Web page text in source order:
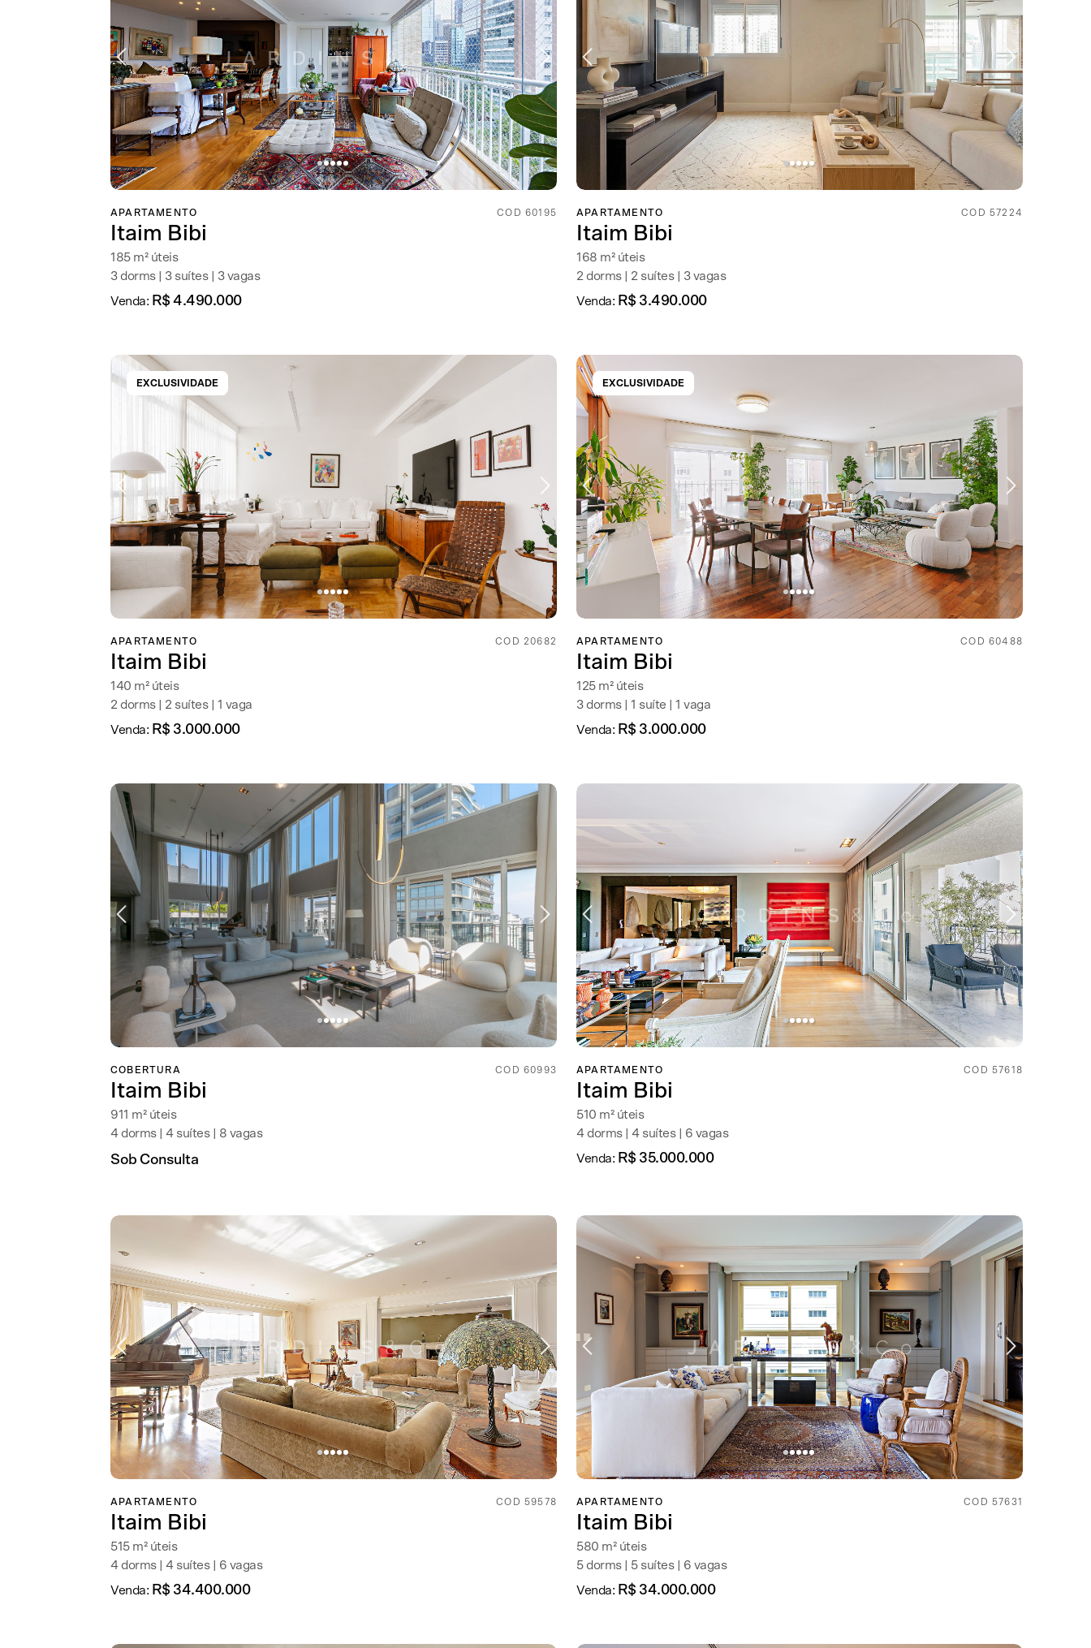
APARTAMENTO COD 60195
Itaim Bibi
185 m² úteis
3 dorms | 3 suítes | 3 vagas
Venda: R$ 4.490.000
APARTAMENTO COD 57224
Itaim Bibi
168 m² úteis
2 dorms | 2 suítes | 3 vagas
Venda: R$ 3.490.000
EXCLUSIVIDADE
APARTAMENTO COD 20682
Itaim Bibi
140 m² úteis
2 dorms | 2 suítes | 1 vaga
Venda: R$ 3.000.000
EXCLUSIVIDADE
APARTAMENTO COD 60488
Itaim Bibi
125 m² úteis
3 dorms | 1 suíte | 1 vaga
Venda: R$ 3.000.000
COBERTURA COD 60993
Itaim Bibi
911 m² úteis
4 dorms | 4 suítes | 8 vagas
Sob Consulta
APARTAMENTO COD 57618
Itaim Bibi
510 m² úteis
4 dorms | 4 suítes | 6 vagas
Venda: R$ 35.000.000
APARTAMENTO COD 59578
Itaim Bibi
515 m² úteis
4 dorms | 4 suítes | 6 vagas
Venda: R$ 34.400.000
APARTAMENTO COD 57631
Itaim Bibi
580 m² úteis
5 dorms | 5 suítes | 6 vagas
Venda: R$ 34.000.000